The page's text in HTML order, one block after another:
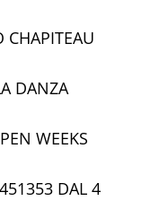
CHAPITEAU
DANZA
WEEKS
DAL 4